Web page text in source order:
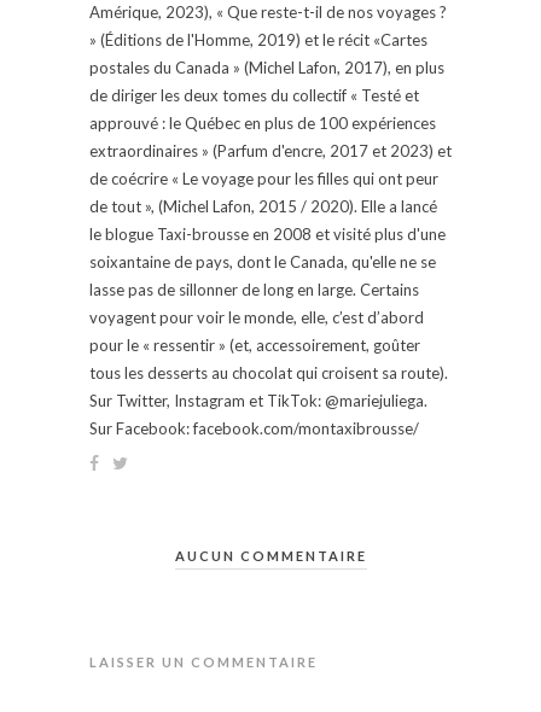
Amérique, 2023), « Que reste-t-il de nos voyages ?
» (Éditions de l'Homme, 2019) et le récit «Cartes
postales du Canada » (Michel Lafon, 2017), en plus
de diriger les deux tomes du collectif « Testé et
approuvé : le Québec en plus de 100 expériences
extraordinaires » (Parfum d'encre, 2017 et 2023) et
de coécrire « Le voyage pour les filles qui ont peur
de tout », (Michel Lafon, 2015 / 2020). Elle a lancé
le blogue Taxi-brousse en 2008 et visité plus d'une
soixantaine de pays, dont le Canada, qu'elle ne se
lasse pas de sillonner de long en large. Certains
voyagent pour voir le monde, elle, c’est d’abord
pour le « ressentir » (et, accessoirement, goûter
tous les desserts au chocolat qui croisent sa route).
Sur Twitter, Instagram et TikTok: @mariejuliega.
Sur Facebook: facebook.com/montaxibrousse/
AUCUN COMMENTAIRE
LAISSER UN COMMENTAIRE